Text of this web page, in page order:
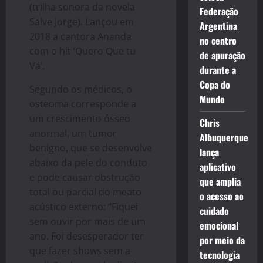
(trilha sonora da novela
Salve Jorge). Lançou em
2018 a cantora Ananda
com o hit ‘Quero Que tu
Vá’.
Segundo os médicos, o
osteoma corresponde a
um crescimento ósseo
anormal, um tumor
benigno, que se desenvolve
abaixo da pele do conduto
e pode causar obstrução
total ou parcial do meato
acústico externo: “Fiquei
sem ouvir por mais de um
ano. Foi desesperador ter
que fazer shows sem a
Federação
Argentina
no centro
de apuração
durante a
Copa do
Mundo
Chris
Albuquerque
lança
aplicativo
que amplia
o acesso ao
cuidado
emocional
por meio da
tecnologia